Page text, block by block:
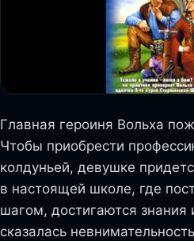
Главная героиня Вольха
Чтобы приобрести
колдуньей, девушке
в настоящей школе, где
шагом, достигаются знания
сказалась